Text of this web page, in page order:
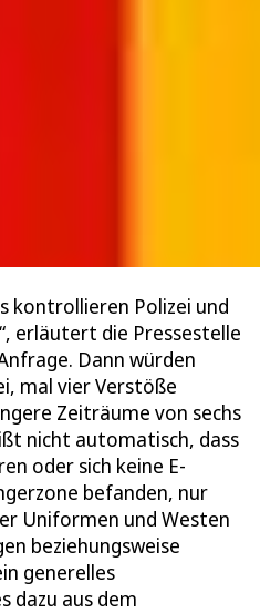
kontrollieren Polizei und
erläutert die Pressestelle
Dann würden
mal vier Verstöße
Zeiträume von sechs
nicht automatisch, dass
oder sich keine E-
befanden, nur
Uniformen und Westen
beziehungsweise
generelles
dazu aus dem